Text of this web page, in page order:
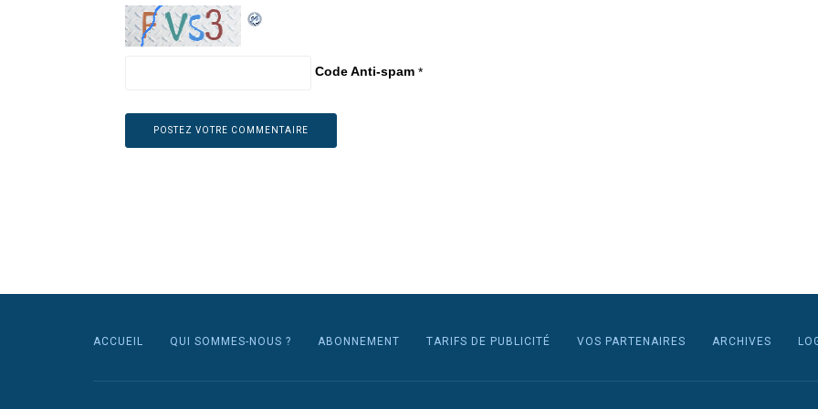
Code Anti-spam *
ACCUEIL QUI SOMMES-NOUS ? ABONNEMENT TARIFS DE PUBLICITÉ VOS PARTENAIRES ARCHIVES